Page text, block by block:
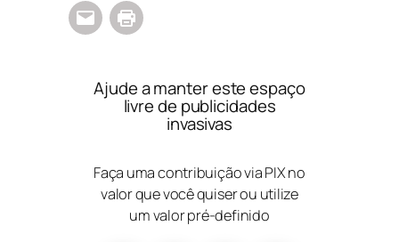
Ajude a manter este espaço
livre de publicidades
invasivas
Faça uma contribuição via PIX no
valor que você quiser ou utilize
um valor pré-definido